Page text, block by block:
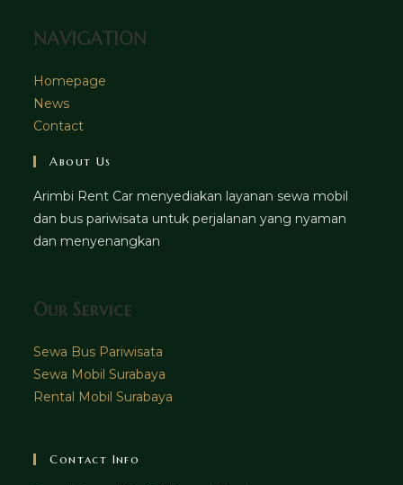
NAVIGATION
Homepage
News
Contact
About Us
Arimbi Rent Car menyediakan layanan sewa mobil
dan bus pariwisata untuk perjalanan yang nyaman
dan menyenangkan
Our Service
Sewa Bus Pariwisata
Sewa Mobil Surabaya
Rental Mobil Surabaya
Contact Info